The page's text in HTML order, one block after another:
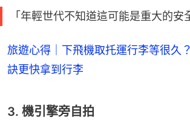
「年輕世代不知道這可能是重大的安
旅遊心得｜下飛機取托運行李等很久
訣更快拿到行李
3. 機引擎旁自拍